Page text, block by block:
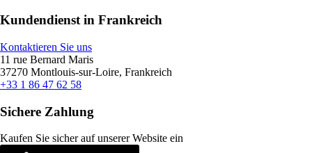
Kundendienst in Frankreich
Kontaktieren Sie uns
11 rue Bernard Maris
37270 Montlouis-sur-Loire, Frankreich
+33 1 86 47 62 58
Sichere Zahlung
Kaufen Sie sicher auf unserer Website ein